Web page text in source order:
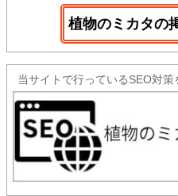
植物のミカタの
当サイトで行っているSEO対策